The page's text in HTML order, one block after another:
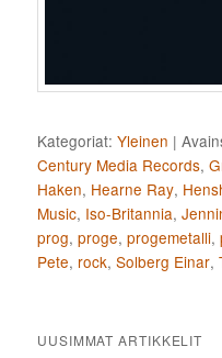
Kategoriat: Yleinen |
Century Media Records,
Haken, Hearne Ray,
Music, Iso-Britannia,
prog,proge,progemetalli,
Pete, rock,Solberg Einar,
UUSIMMAT ARTIKKELIT